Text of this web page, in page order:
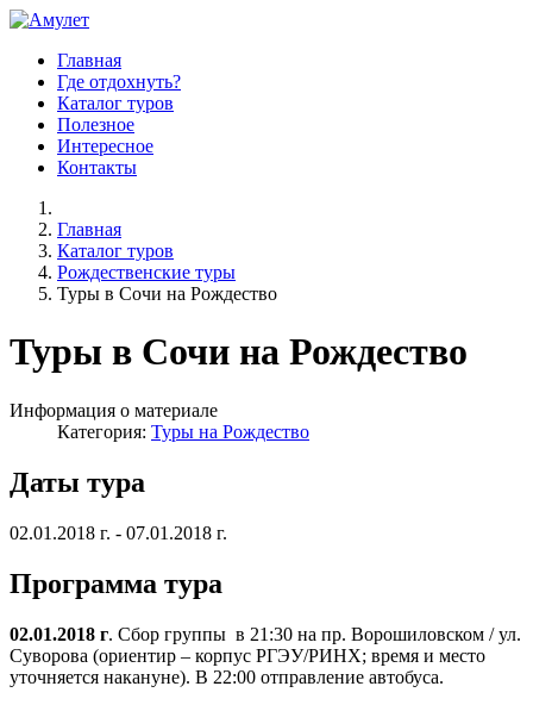
Главная
Где отдохнуть?
Каталог туров
Полезное
Интересное
Контакты
Главная
Каталог туров
Рождественские туры
Туры в Сочи на Рождество
Туры в Сочи на Рождество
Информация о материале
Категория: Туры на Рождество
Даты тура
02.01.2018 г. - 07.01.2018 г.
Программа тура
02.01.2018 г. Сбор группы в 21:30 на пр. Ворошиловском / ул.
Суворова (ориентир – корпус РГЭУ/РИНХ; время и место
уточняется накануне). В 22:00 отправление автобуса.